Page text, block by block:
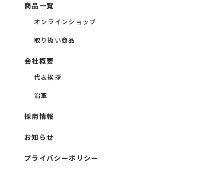
商品一覧
オンラインショップ
取り扱い商品
会社概要
代表挨拶
沿革
採用情報
お知らせ
プライバシーポリシー